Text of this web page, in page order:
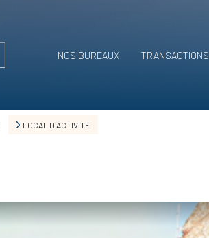
NOS BUREAUX TRANSACTIONS
LOCAL D ACTIVITE